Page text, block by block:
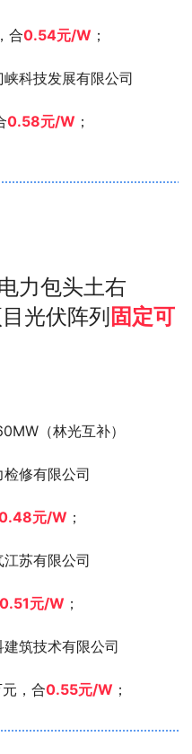
合0.54元/W ；
科技发展有限公司
0.58元/W ；
力包头土右
光伏阵列 固定可
（林光互补）
修有限公司
元/W ；
苏有限公司
0.51元/W ；
筑技术有限公司
，合0.55元/W ；